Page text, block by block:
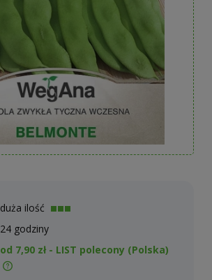
duża ilość
24 godziny
od 7,90 zł - LIST polecony (Polska)